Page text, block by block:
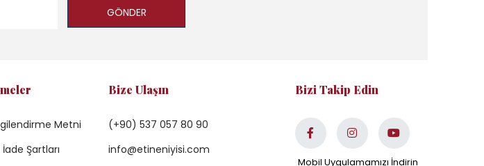
GÖNDER
Metni
Şartları
Bize Ulaşın
(+90) 537 057 80 90
info@etineniyisi.com
Bizi Takip Edin